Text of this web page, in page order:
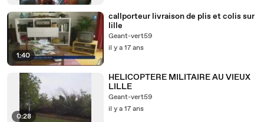
1:40
callporteur livraison de plis et colis sur
lille
Geant-vert59
il y a 17 ans
0:28
HELICOPTERE MILITAIRE AU VIEUX
LILLE
Geant-vert59
il y a 17 ans